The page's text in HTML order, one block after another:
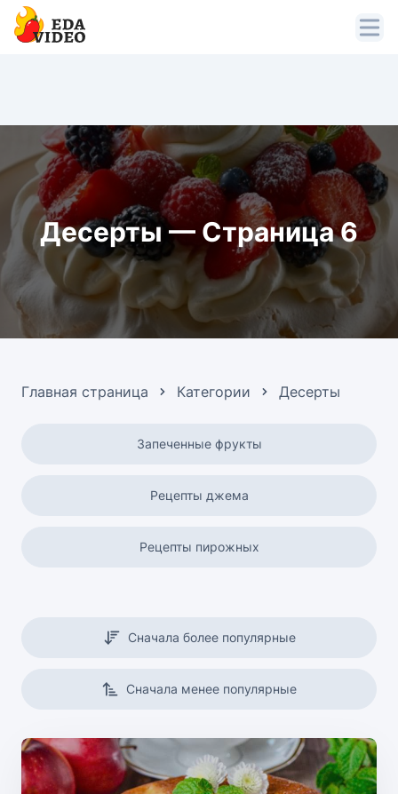
Десерты — Страница 6
Главная страница Категории Десерты
Запеченные фрукты
Рецепты джема
Рецепты пирожных
Рецепты печенья
Сначала более популярные
Сначала менее популярные